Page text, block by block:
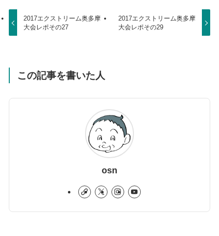
2017エクストリーム奥多摩
大会レポその27
2017エクストリーム奥多摩
大会レポその29
この記事を書いた人
osn